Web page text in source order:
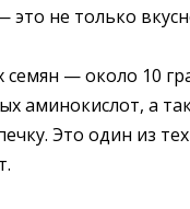
не только
— около 10
аминокислот, а
Это один из